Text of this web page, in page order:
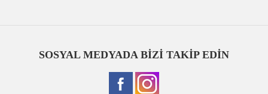
SOSYAL MEDYADA BİZİ TAKİP EDİN